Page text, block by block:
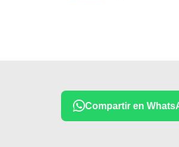
Compartir en